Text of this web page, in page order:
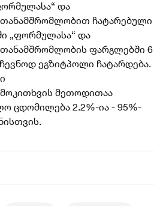
“ და
თანამშრომლობით ჩატარებული
„ფორმულასა“ და
თანამშრომლობის ფარგლებში 6
ეგზიტპოლი ჩატარდება.
მეთოდითაა
ცდომილება 2.2%-ია - 95%-